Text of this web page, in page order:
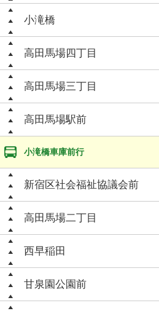
小滝橋
高田馬場四丁目
高田馬場三丁目
高田馬場駅前
小滝橋車庫前行
新宿区社会福祉協議会前
高田馬場二丁目
西早稲田
甘泉園公園前